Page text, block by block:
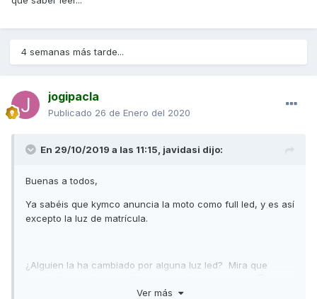
4 semanas más tarde...
jogipacla
Publicado 26 de Enero del 2020
En 29/10/2019 a las 11:15, javidasi dijo:
Buenas a todos,
Ya sabéis que kymco anuncia la moto como full led, y es así
excepto la luz de matrícula.
¿Alguien la ha cambiado por alguna luz led? Mira que
Ver más